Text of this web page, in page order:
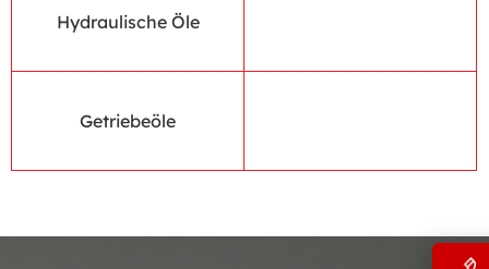
Hydraulische Öle
Getriebeöle